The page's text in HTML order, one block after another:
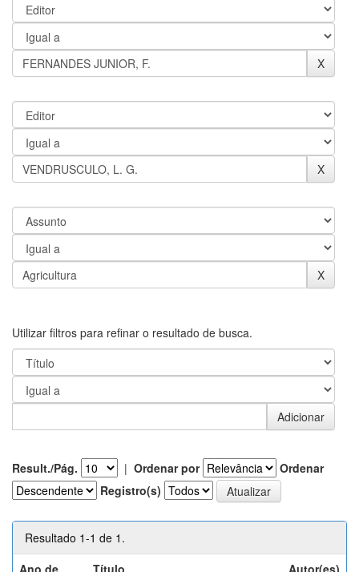
Utilizar filtros para refinar o resultado de busca.
Result./Pág. | Ordenar por
Ordenar
Registro(s)
Resultado 1-1 de 1.
Ano de
Título Autor(es)